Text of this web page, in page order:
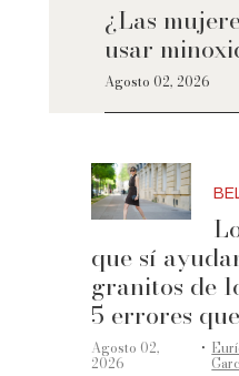
¿Las
usar
Agosto 02, 2026
que sí
granitos de
5 errores
Agosto 02,
2026 ·